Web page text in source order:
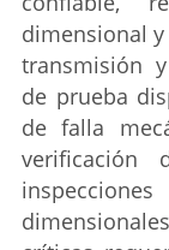
dimensional
transmisión
de prueba
de falla
verificación